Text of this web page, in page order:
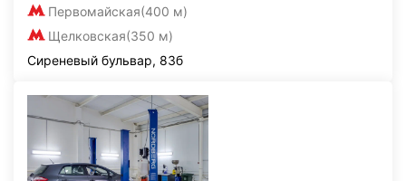
Первомайская(400 м)
Щелковская(350 м)
Сиреневый бульвар, 83б